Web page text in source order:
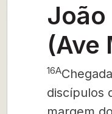
João
(Ave
16A
discípulos